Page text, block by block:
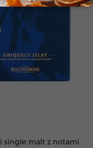
single malt z notami